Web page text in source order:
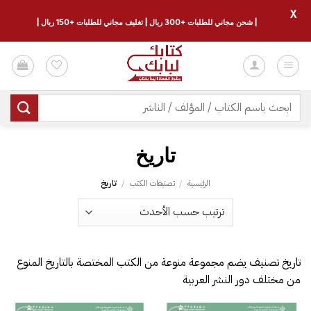
للمحتوى
البحث
عن:
تاريخ
الرئيسية / تصنيفات الكتب / تاريخ
تاريخ تصنيف يضم مجموعة منوعة من الكتب المختصة بالتاريخ المنوع
من مختلف دور النشر العربية
| شحن مجاني للطلبات +300 ريال | تغليف مجاني للطلبات +150 ريال |
X